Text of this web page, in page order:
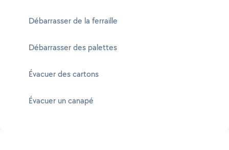
Débarrasser de la ferraille
Débarrasser des palettes
Évacuer des cartons
Évacuer un canapé